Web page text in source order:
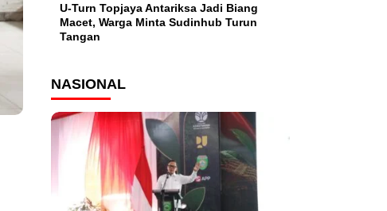
U-Turn Topjaya Antariksa Jadi Biang
Macet, Warga Minta Sudinhub Turun
Tangan
NASIONAL